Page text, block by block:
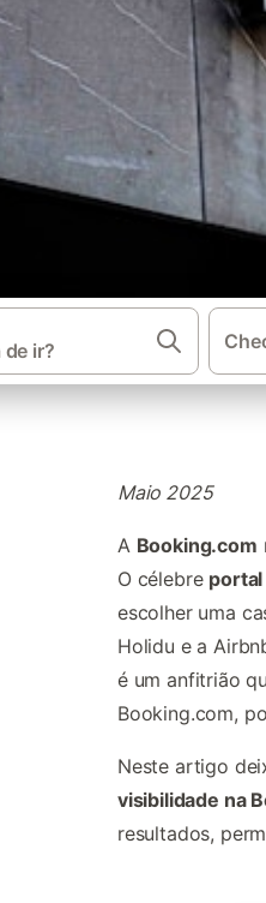
Maio 2025
A Booking.com
O célebre portal
escolher uma
Holidu e a
é um anfitrião
Booking.com,
Neste artigo
visibilidade na
resultados,